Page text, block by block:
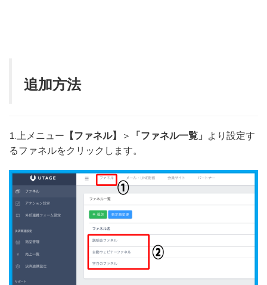
追加方法
1.上メニュー 【ファネル】 ＞ 「ファネル一覧」 より設定す
るファネルをクリックします。